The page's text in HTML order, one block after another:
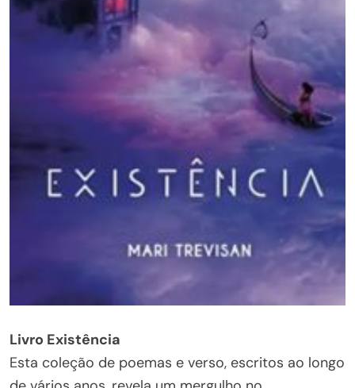
Livro Existência
Esta coleção de poemas e verso, escritos ao longo